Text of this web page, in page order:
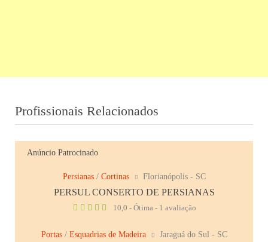
Profissionais Relacionados
Anúncio Patrocinado
Persianas/ Cortinas Florianópolis - SC
PERSUL CONSERTO DE PERSIANAS
10,0 - Ótima - 1 avaliação
Portas/ Esquadrias de Madeira Jaraguá do Sul - SC